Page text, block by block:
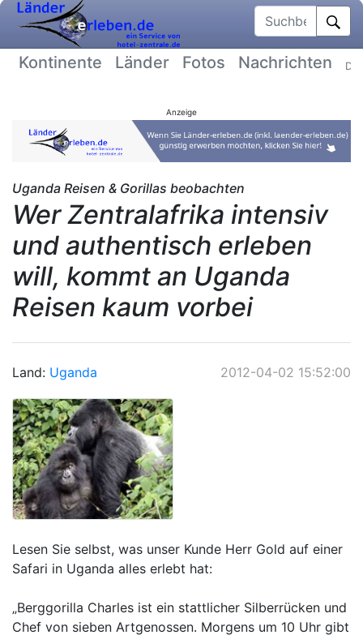
Suchbegriff
Kontinente Länder Fotos Nachrichten
Anzeige
Uganda Reisen & Gorillas beobachten
Wer Zentralafrika intensiv
und authentisch erleben
will, kommt an Uganda
Reisen kaum vorbei
Land: Uganda 2012-04-02 15:52:00
Lesen Sie selbst, was unser Kunde Herr Gold auf einer
Safari in Uganda alles erlebt hat:
„Berggorilla Charles ist ein stattlicher Silberrücken und
Chef von sieben Artgenossen. Morgens um 10 Uhr gibt